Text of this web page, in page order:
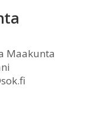
Maakunta